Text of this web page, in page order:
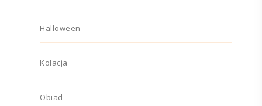
Halloween
Kolacja
Obiad